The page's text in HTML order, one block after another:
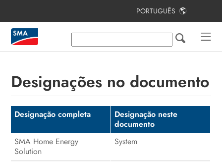
PORTUGUÊS
Designações no documento
Designação completa
Designação neste
documento
SMA Home Energy
Solution
System
Índice
Observações relativas a este
Utilização prevista
Home Energy Solution
Componentes do sistema
Vista geral do sistema